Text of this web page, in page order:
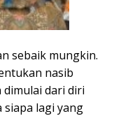
sebaik mungkin.
nasib
dimulai dari diri
siapa lagi yang